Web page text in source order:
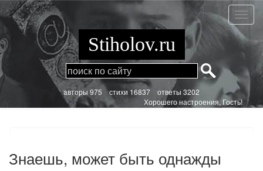
Перейти
к
основному
содержанию
может
быть
Stiholov.ru
aвторы 975стихи 16837 ответы 3202
Хорошего настроения, Гость!
Знаешь, может быть однажды